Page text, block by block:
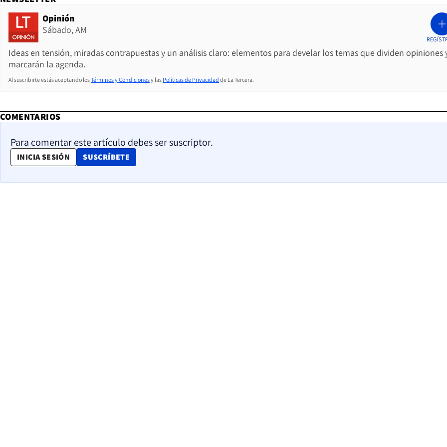
Opinión
Sábado, AM
Ideas en tensión, miradas contrapuestas y un análisis claro: elementos para develar los temas que dividen opiniones
marcarán la agenda.
Al suscribirte estás aceptando losTérminos y Condicionesy las Políticas de Privacidad de La Tercera.
COMENTARIOS
Para comentar este artículo debes ser suscriptor.
INICIA SESIÓN SUSCRÍBETE
OPENS IN NEW WINDOW